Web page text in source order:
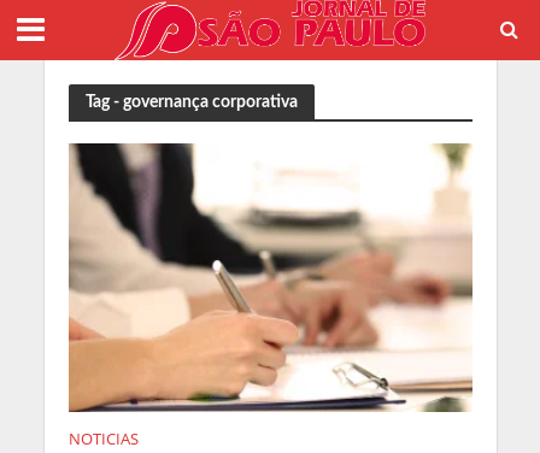
Tag - governança corporativa
NOTICIAS